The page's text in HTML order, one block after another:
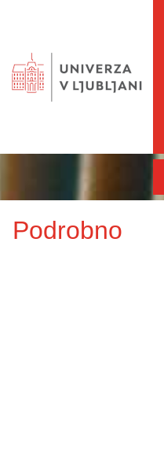
Podrobno